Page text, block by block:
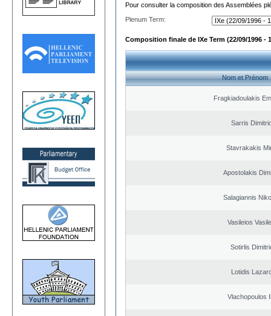
Pour consulter la composition des Assemblées
Plenum Term:
Composition finale de IXe Term (22/09/1996 -
Nom et Prénom
Fragkiadoulakis
Sarris
Stavrakakis
Apostolakis
Salagiannis
Vasileios
Sotirlis
Lotidis
Vlachopoulos